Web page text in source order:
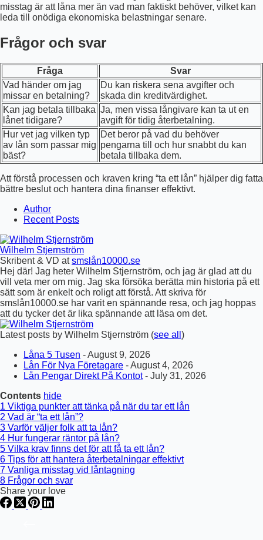
misstag är att låna mer än vad man faktiskt behöver, vilket kan
leda till onödiga ekonomiska belastningar senare.
Frågor och svar
Fråga
Svar
Vad händer om jag
missar en betalning?
Du kan riskera sena avgifter och
skada din kreditvärdighet.
Kan jag betala tillbaka
lånet tidigare?
Ja, men vissa långivare kan ta ut en
avgift för tidig återbetalning.
Hur vet jag vilken typ
av lån som passar mig
bäst?
Det beror på vad du behöver
pengarna till och hur snabbt du kan
betala tillbaka dem.
Att förstå processen och kraven kring “ta ett lån” hjälper dig fatta
bättre beslut och hantera dina finanser effektivt.
Author
Recent Posts
Wilhelm Stjernström
Skribent & VD atsmslån10000.se
Hej där! Jag heter Wilhelm Stjernström, och jag är glad att du
vill veta mer om mig. Jag ska försöka berätta min historia på ett
sätt som är enkelt och roligt att förstå. Att skriva för
smslån10000.se har varit en spännande resa, och jag hoppas
att du tycker det är lika spännande att läsa om det.
Latest posts by Wilhelm Stjernström (see all )
Låna 5 Tusen - August 9, 2026
Lån För Nya Företagare - August 4, 2026
Lån Pengar Direkt På Kontot- July 31, 2026
Contents hide
1 Viktiga punkter att tänka på när du tar ett lån
2 Vad är “ta ett lån”?
3 Varför väljer folk att ta lån?
4 Hur fungerar räntor på lån?
5 Vilka krav finns det för att få ta ett lån?
6 Tips för att hantera återbetalningar effektivt
7 Vanliga misstag vid låntagning
8 Frågor och svar
Share your love